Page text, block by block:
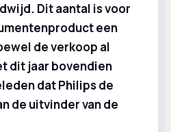
Dit aantal is voor
een
de verkoop al
dit jaar bovendien
dat Philips de
de uitvinder van de